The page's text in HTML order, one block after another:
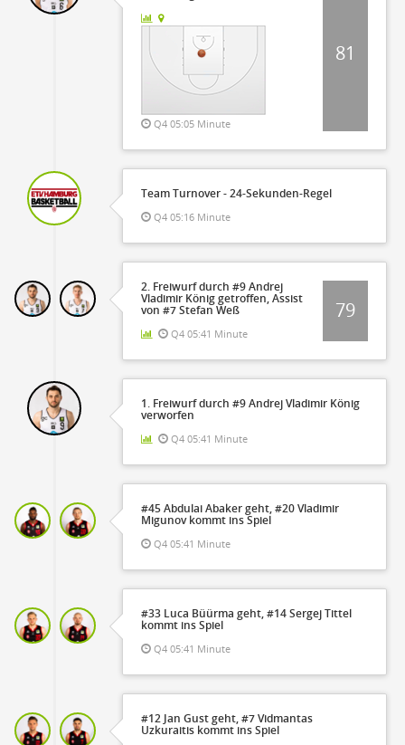
Q4 05:05 Minute
81
Team Turnover - 24-Sekunden-Regel
Q4 05:16 Minute
2. Freiwurf durch #9 Andrej
Vladimir König getroffen, Assist
von #7 Stefan Weß
Q4 05:41 Minute
79
1. Freiwurf durch #9 Andrej Vladimir König
verworfen
Q4 05:41 Minute
#45 Abdulai Abaker geht, #20 Vladimir
Migunov kommt ins Spiel
Q4 05:41 Minute
#33 Luca Büürma geht, #14 Sergej Tittel
kommt ins Spiel
Q4 05:41 Minute
#12 Jan Gust geht, #7 Vidmantas
Uzkuraitis kommt ins Spiel